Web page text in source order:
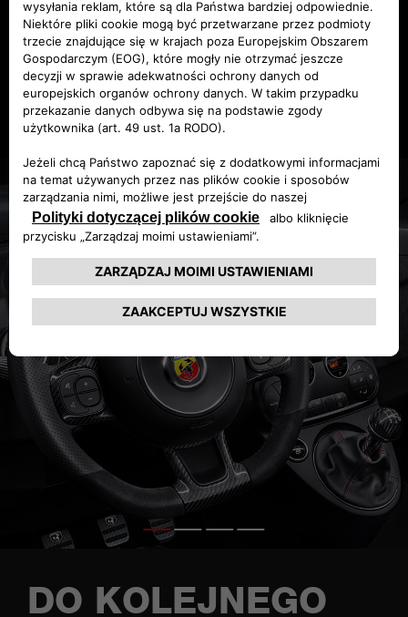
skokową zwiększoną do 689 cm³.
"Swingujące lata 60." powracają na drogę: dzisiaj
możesz doświadczyć takiego samego zastrzyku
adrenaliny dzięki nowemu Abarthowi 695
esseesse.
DO KOLEJNEGO